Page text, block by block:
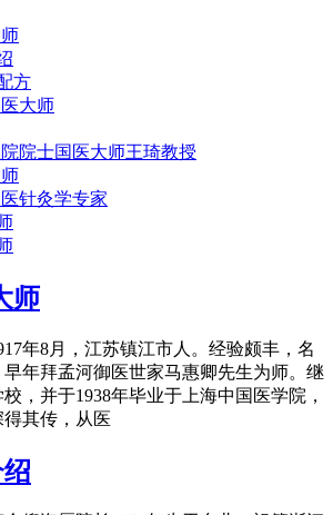
方
大师
院士国医大师王琦教授
针灸学专家
师
年8月，江苏镇江市人。经验颇丰，名
年拜孟河御医世家马惠卿先生为师。继
，并于1938年毕业于上海中国医学院，
其传，从医